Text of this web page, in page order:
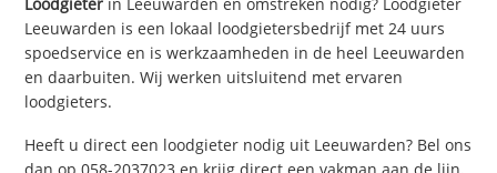
Loodgieter in Leeuwarden en omstreken nodig? Loodgieter
Leeuwarden is een lokaal loodgietersbedrijf met 24 uurs
spoedservice en is werkzaamheden in de heel Leeuwarden
en daarbuiten. Wij werken uitsluitend met ervaren
loodgieters.
Heeft u direct een loodgieter nodig uit Leeuwarden? Bel ons